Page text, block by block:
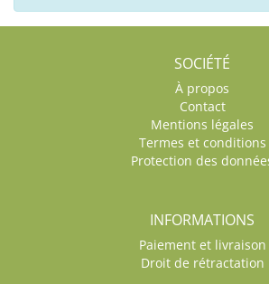
SOCIÉTÉ
À propos
Contact
Mentions légales
Termes et conditions
Protection des
INFORMATIONS
Paiement et livraison
Droit de rétractation